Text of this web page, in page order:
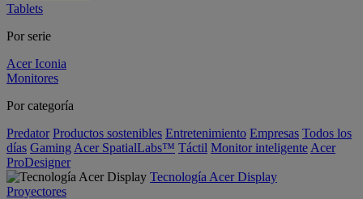
Tablets
Por serie
Acer Iconia
Monitores
Por categoría
Predator Productos sostenibles Entretenimiento Empresas Todos los
días Gaming Acer SpatialLabs™ Táctil Monitor inteligente Acer
ProDesigner
Tecnología Acer Display
Proyectores